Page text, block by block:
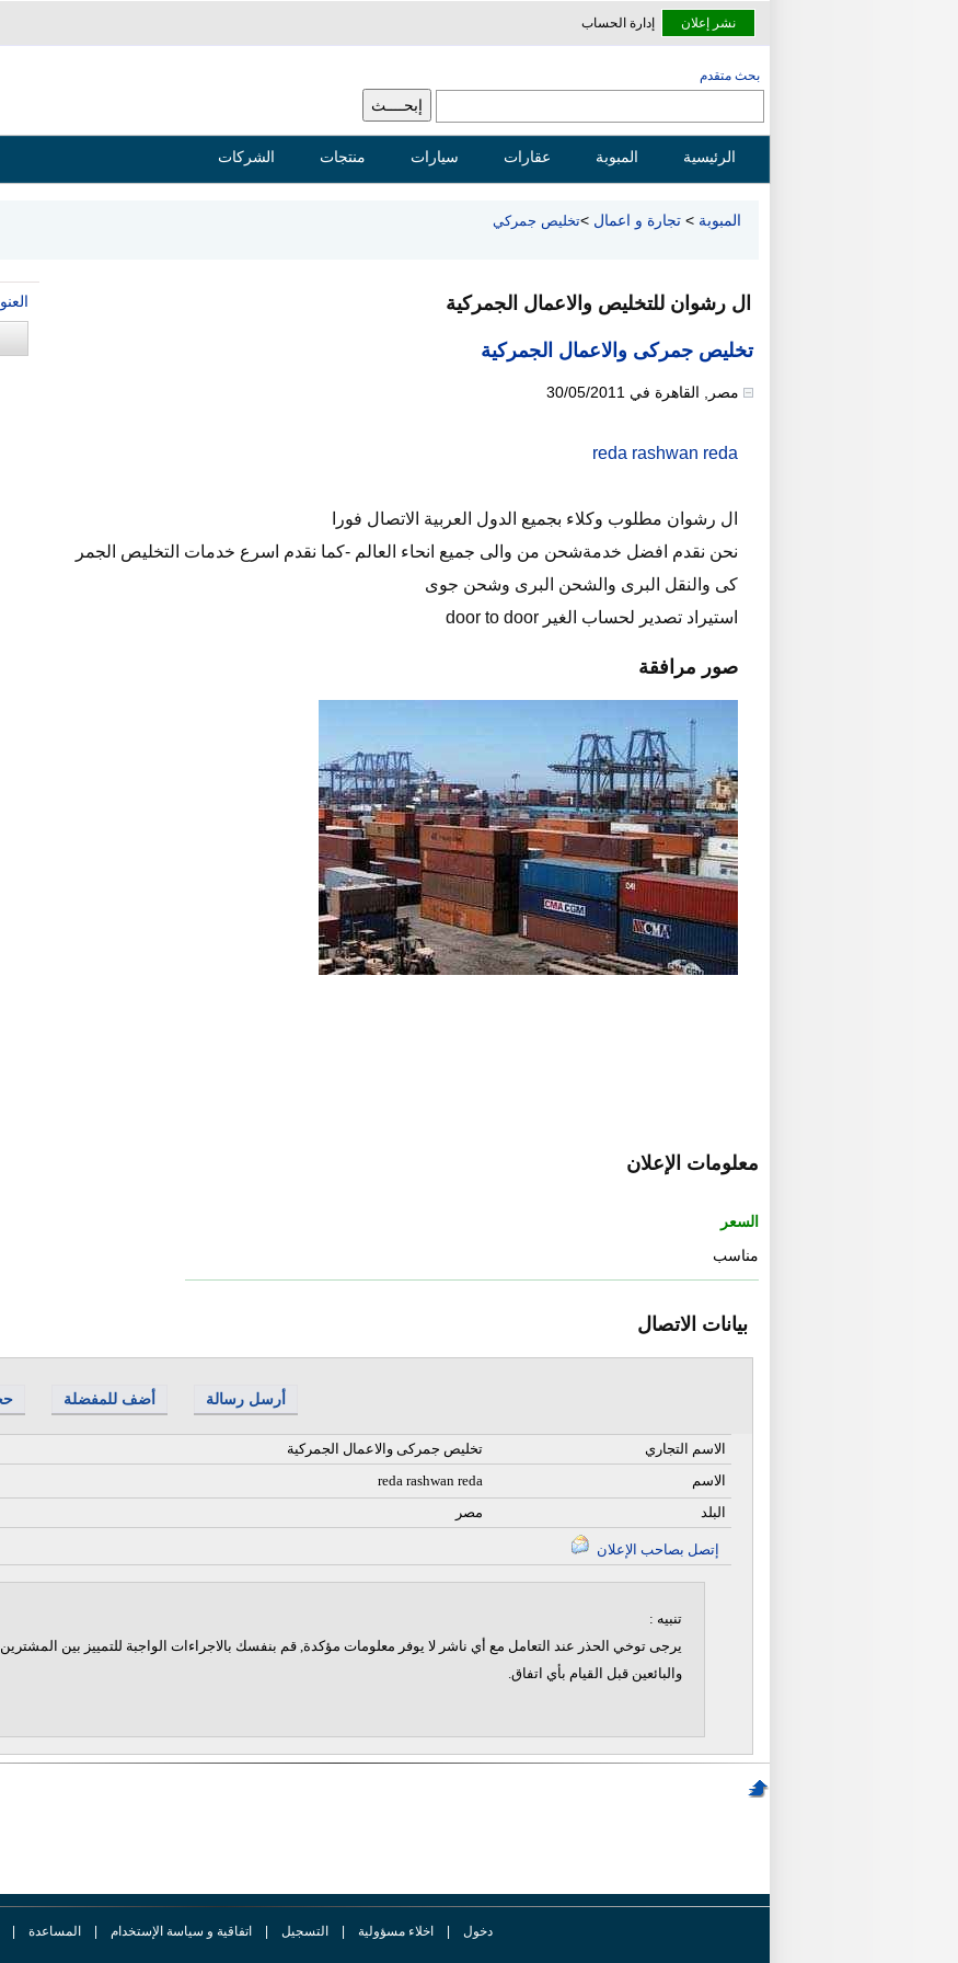
نشر إعلان إدارة الحساب
بحث متقدم
الرئيسية المبوبة عقارات سيارات منتجات الشركات
المبوبة > تجارة و اعمال >تخليص جمركي
ال رشوان للتخليص والاعمال الجمركية
تخليص جمركى والاعمال الجمركية
مصر القاهرة في 30/05/2011
reda rashwan reda
ال رشوان مطلوب وكلاء بجميع الدول العربية الاتصال فورا
نحن نقدم افضل خدمةشحن من والى جميع انحاء العالم -كما نقدم اسرع خدمات التخليص الجمر
كى والنقل البرى والشحن البرى وشحن جوى
استيراد تصدير لحساب الغير door to door
صور مرافقة
معلومات الإعلان
السعر
مناسب
بيانات الاتصال
أضف للمفضلة أرسل رسالة
تخليص جمركى والاعمال الجمركية
الاسم التجاري
reda rashwan reda
الاسم
مصر
البلد
تنبيه :
يرجى توخي الحذر عند التعامل مع أي ناشر لا يوفر معلومات مؤكدة, قم بنفسك بالاجراءات الواجبة للتمييز بين المشترين
والبائعين قبل القيام بأي اتفاق.
دخول | اخلاء مسؤولية | التسجيل | اتفاقية و سياسة الإستخدام | المساعدة |